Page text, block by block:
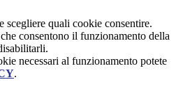
scegliere quali cookie consentire.
consentono il funzionamento della
necessari al funzionamento potete
.